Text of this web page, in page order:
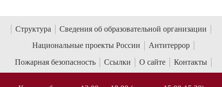
Структура
Сведения об образовательной организации
Национальные проекты России
Антитеррор
Пожарная безопасность
Ссылки О сайте Контакты